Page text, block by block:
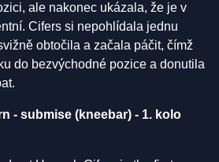
ale nakonec ukázala, že je v
Cifers si nepohlídala jednu
obtočila a začala páčit, čímž
do bezvýchodné pozice a donutila
- submise (kneebar) - 1. kolo